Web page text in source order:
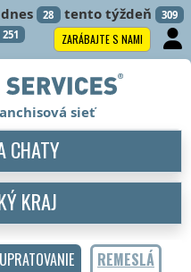
28 tento týždeň 309
251 ZARÁBAJTE S NAMI
UPRATOVANIE
REMESLÁ
sieť
CHATY
KRAJ